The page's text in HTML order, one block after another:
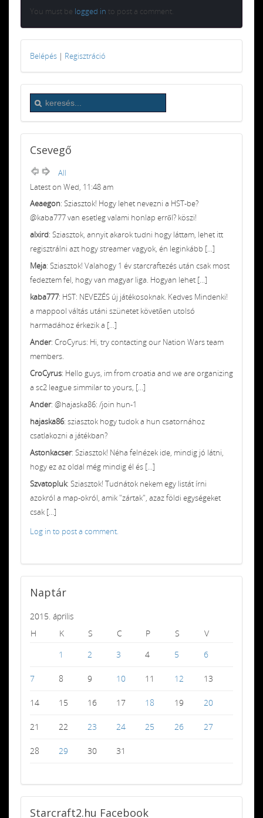
You must be logged in to post a comment.
Belépés | Regisztráció
Csevegő
All
Latest on Wed, 11:48 am
Aeaegon: Sziasztok! Hogy lehet nevezni a HST-be?
@kaba777 van esetleg valami honlap erről? köszi!
alxird: Sziasztok, annyit akarok tudni hogy láttam, lehet itt
regisztrálni azt hogy streamer vagyok, én leginkább [...]
Meja: Sziasztok! Valahogy 1 év starcraftezés után csak most
fedeztem fel, hogy van magyar liga. Hogyan lehet [...]
kaba777: HST: NEVEZÉS új játékosoknak. Kedves Mindenki!
a mappool váltás utáni szünetet követően utolsó
harmadához érkezik a [...]
Ander: CroCyrus: Hi, try contacting our Nation Wars team
members.
CroCyrus: Hello guys, im from croatia and we are organizing
a sc2 league simmilar to yours, [...]
Ander: @hajaska86: /join hun-1
hajaska86: sziasztok hogy tudok a hun csatornához
csatlakozni a játékban?
Astonkacser: Sziasztok! Néha felnézek ide, mindig jó látni,
hogy ez az oldal még mindig él és [...]
Szvatopluk: Sziasztok! Tudnátok nekem egy listát írni
azokról a map-okról, amik "zártak", azaz földi egységeket
csak [...]
Log in to post a comment.
Naptár
2015. április
H
K S C P S
V
1
2 3 4 5 6
7 8 9 10 11 12 13
14 15 16 17 18 19 20
21 22 23 24 25 26 27
28 29 30 31
Starcraft2.hu Facebook